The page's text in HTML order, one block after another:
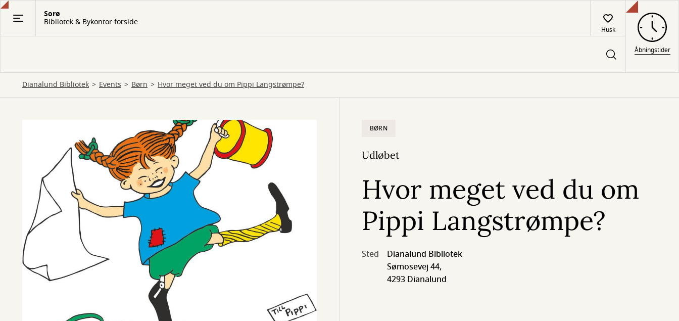
Gå
Sorø
Bibliotek & Bykontor forside
Husk
Åbningstider
Dianalund Bibliotek Events Børn Hvor meget ved du om Pippi Langstrømpe?
BØRN
Udløbet
Hvor meget ved du om
Pippi Langstrømpe?
Sted
Dianalund Bibliotek
Sømosevej 44,
4293 Dianalund